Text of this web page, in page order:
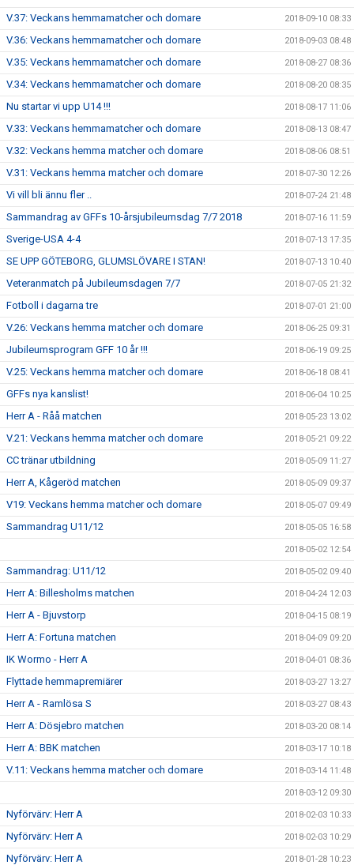
V.37: Veckans hemmamatcher och domare 2018-09-10 08:33
V.36: Veckans hemmamatcher och domare 2018-09-03 08:48
V.35: Veckans hemmamatcher och domare 2018-08-27 08:36
V.34: Veckans hemmamatcher och domare 2018-08-20 08:35
Nu startar vi upp U14 !!! 2018-08-17 11:06
V.33: Veckans hemmamatcher och domare 2018-08-13 08:47
V.32: Veckans hemma matcher och domare 2018-08-06 08:51
V.31: Veckans hemma matcher och domare 2018-07-30 12:26
Vi vill bli ännu fler .. 2018-07-24 21:48
Sammandrag av GFFs 10-årsjubileumsdag 7/7 2018 2018-07-16 11:59
Sverige-USA 4-4 2018-07-13 17:35
SE UPP GÖTEBORG, GLUMSLÖVARE I STAN! 2018-07-13 10:40
Veteranmatch på Jubileumsdagen 7/7 2018-07-05 21:32
Fotboll i dagarna tre 2018-07-01 21:00
V.26: Veckans hemma matcher och domare 2018-06-25 09:31
Jubileumsprogram GFF 10 år !!! 2018-06-19 09:25
V.25: Veckans hemma matcher och domare 2018-06-18 08:41
GFFs nya kanslist! 2018-06-04 10:25
Herr A - Råå matchen 2018-05-23 13:02
V.21: Veckans hemma matcher och domare 2018-05-21 09:22
CC tränar utbildning 2018-05-09 11:27
Herr A, Kågeröd matchen 2018-05-09 09:37
V19: Veckans hemma matcher och domare 2018-05-07 09:49
Sammandrag U11/12 2018-05-05 16:58
2018-05-02 12:54
Sammandrag: U11/12 2018-05-02 09:40
Herr A: Billesholms matchen 2018-04-24 12:03
Herr A - Bjuvstorp 2018-04-15 08:19
Herr A: Fortuna matchen 2018-04-09 09:20
IK Wormo - Herr A 2018-04-01 08:36
Flyttade hemmapremiärer 2018-03-27 13:27
Herr A - Ramlösa S 2018-03-27 08:43
Herr A: Dösjebro matchen 2018-03-20 08:14
Herr A: BBK matchen 2018-03-17 10:18
V.11: Veckans hemma matcher och domare 2018-03-14 11:48
2018-03-12 09:30
Nyförvärv: Herr A 2018-02-03 10:33
Nyförvärv: Herr A 2018-02-03 10:29
Nyförvärv: Herr A 2018-01-28 10:23